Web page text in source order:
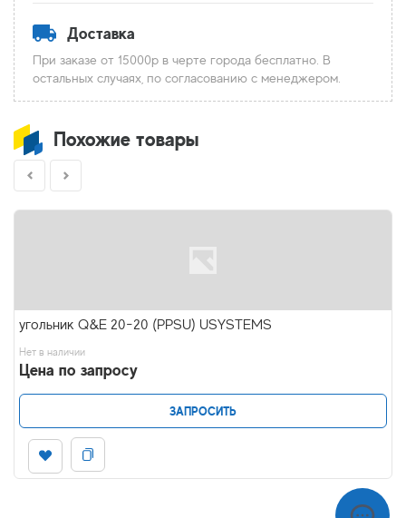
Доставка
При заказе от 15000р в черте города бесплатно. В
остальных случаях, по согласованию с менеджером.
Похожие товары
угольник Q&E 20-20 (PPSU) USYSTEMS
Нет в наличии
Цена по запросу
ЗАПРОСИТЬ